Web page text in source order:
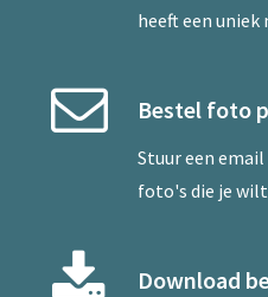
heeft een uniek
Bestel foto
Stuur een email
foto's die je
Download